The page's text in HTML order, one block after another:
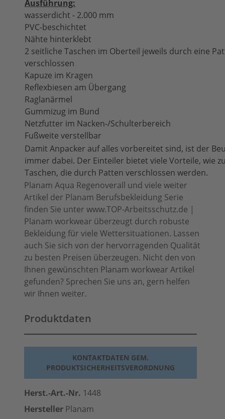
Ausführung:
wasserdicht - 2.000 mm
PVC-beschichtet
Nähte hinterklebt
2 seitliche Taschen im Oberteil jeweils durch eine
verschlossen
Kapuze im Kragen
Reflexbiesen am Übergang
Raglanärmel
Gummizug im Bund
Netzfutter im Nacken-/Schulterbereich
Fußweite verstellbar
Damit Anpacker auf alles vorbereitet sind, ist der
immer dabei. Der Einteiler bietet viele Vorteile, wie
Taschen, die durch Patten verschlossen werden.
Planam Aqua Regenoverall und viele weiter
Artikel der Planam Berufsbekleidung Serie
finden Sie unter www.TOP-Arbeitsschutz.de |
Planam workwear überzeugt durch robuste
Bekleidung für viele Wettersituationen. Lassen
auch Sie sich von der hervorragenden Qualität
zu besten Preisen überzeugen. Nicht den von
Ihnen gewünschten Planam workwear Artikel
gefunden? Sprechen Sie uns an, gern helfen
wir Ihnen weiter.
Produktdaten
KONTAKTDATEN GEM.
PRODUKTSICHERHEITSVERORDNUNG
Herst.-Art.-Nr. 1448
Hersteller Planam